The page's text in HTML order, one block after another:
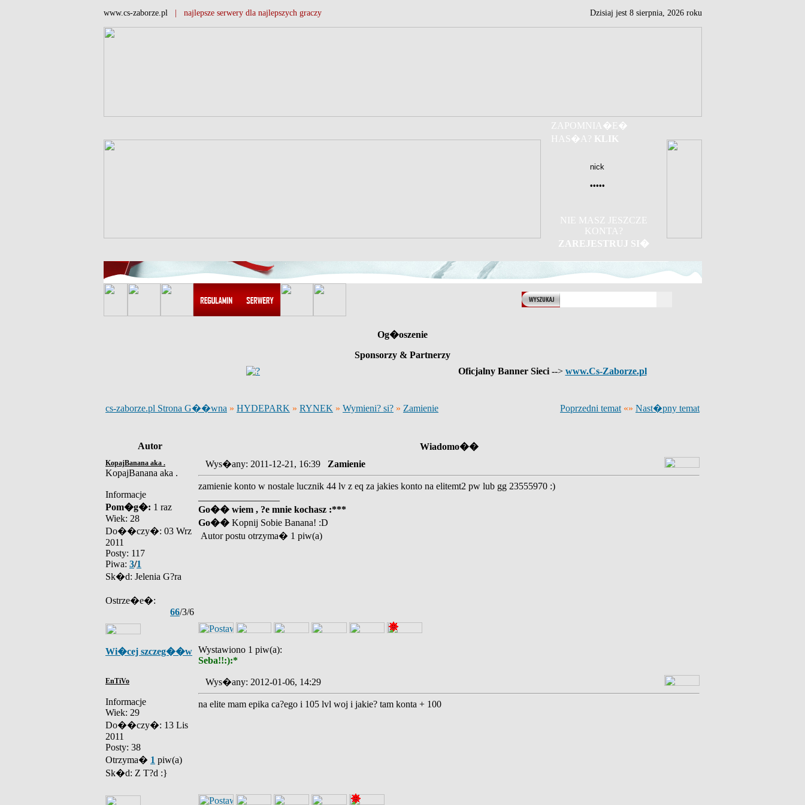
www.cs-zaborze.pl | najlepsze serwery dla najlepszych graczy Dzisiaj jest 8 sierpnia, 2026 roku
ZAPOMNIA�E�
HAS�A? KLIK
NIE MASZ JESZCZE
KONTA?
ZAREJESTRUJ SI�
Og�oszenie
Sponsorzy & Partnerzy
Oficjalny Banner Sieci --> www.Cs-Zaborze.pl
cs-zaborze.pl Strona G��wna » HYDEPARK » RYNEK » Wymieni? si? » Zamienie Poprzedni temat «» Nast�pny temat
Autor Wiadomo��
KopajBanana aka .
KopajBanana aka .
Informacje
Pom�g�: 1 raz
Wiek: 28
Do��czy�: 03 Wrz
2011
Posty: 117
Piwa: 3/1
Sk�d: Jelenia G?ra
Ostrze�e�:
66/3/6
Wys�any: 2011-12-21, 16:39 Zamienie
zamienie konto w nostale lucznik 44 lv z eq za jakies konto na elitemt2 pw lub gg 23555970 :)
Go�� wiem , ?e mnie kochasz :***
Go�� Kopnij Sobie Banana! :D
Autor postu otrzyma� 1 piw(a)
Wi�cej szczeg��w Wystawiono 1 piw(a):
Seba!!:):*
EnTiVo
Informacje
Wiek: 29
Do��czy�: 13 Lis
2011
Posty: 38
Otrzyma� 1 piw(a)
Sk�d: Z T?d :}
Wys�any: 2012-01-06, 14:29
na elite mam epika ca?ego i 105 lvl woj i jakie? tam konta + 100